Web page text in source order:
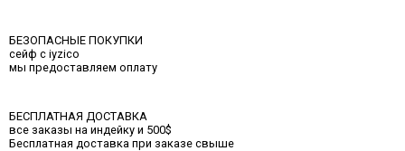
БЕЗОПАСНЫЕ ПОКУПКИ
сейф с iyzico
мы предоставляем оплату
БЕСПЛАТНАЯ ДОСТАВКА
все заказы на индейку и 500$
Бесплатная доставка при заказе свыше